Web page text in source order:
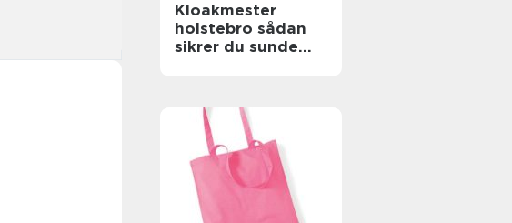
Kloakmester
holstebro sådan
sikrer du sunde